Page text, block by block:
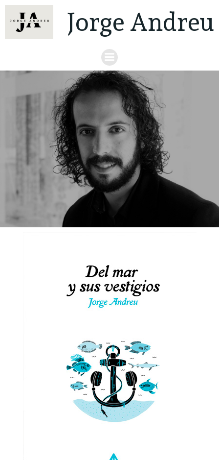
Jorge Andreu